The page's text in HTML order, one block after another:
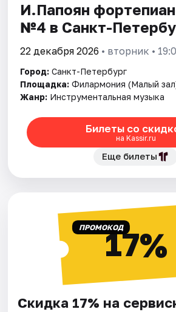
И.Папоян
№4 в Санкт-
22 декабря 2026 • вторник •
Город: Санкт-Петербург
Площадка: Филармония (Малый
Жанр: Инструментальная музыка
Билеты со
на Kassir.ru
Еще билеты
ПРОМОКОД17%
Скидка 17% на